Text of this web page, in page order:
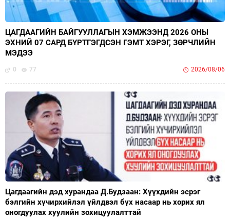
ЦАГДААГИЙН БАЙГУУЛЛАГЫН ХЭМЖЭЭНД 2026 ОНЫ
ЭХНИЙ 07 САРД БҮРТГЭГДСЭН ГЭМТ ХЭРЭГ, ЗӨРЧЛИЙН
МЭДЭЭ
0 77 2026/08/06
Цагдаагийн дэд хурандаа Д.Будзаан: Хүүхдийн эсрэг
бэлгийн хүчирхийлэл үйлдвэл бүх насаар нь хорих ял
оногдуулах хуулийн зохицуулалттай